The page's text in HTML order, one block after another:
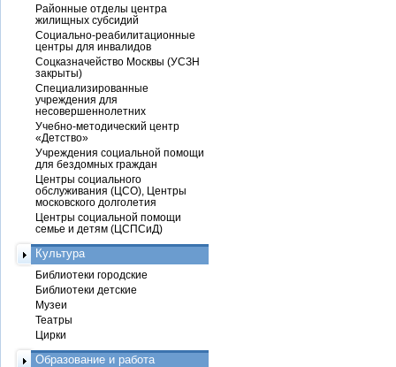
Районные отделы центра
жилищных субсидий
Социально-реабилитационные
центры для инвалидов
Соцказначейство Москвы (УСЗН
закрыты)
Специализированные
учреждения для
несовершеннолетних
Учебно-методический центр
«Детство»
Учреждения социальной помощи
для бездомных граждан
Центры социального
обслуживания (ЦСО), Центры
московского долголетия
Центры социальной помощи
семье и детям (ЦСПСиД)
Культура
Библиотеки городские
Библиотеки детские
Музеи
Театры
Цирки
Образование и работа